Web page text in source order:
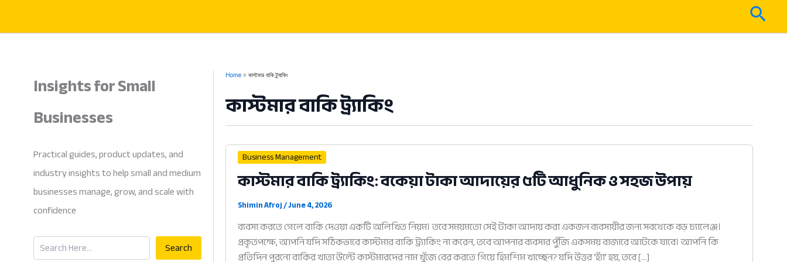
content
Insights for Small
Businesses
Practical guides, product updates, and
industry insights to help small and medium
businesses manage, grow, and scale with
confidence
Search Search
Home কাস্টমার বাকি ট্র্যাকিং
কাস্টমার বাকি ট্র্যাকিং
Business Management
কাস্টমার বাকি ট্র্যাকিং: বকেয়া টাকা আদায়ের ৫টি আধুনিক ও সহজ উপায়
Shimin Afroj/June 4, 2026
ব্যবসা করতে গেলে বাকি দেওয়া একটি অলিখিত নিয়ম। তবে সময়মতো সেই টাকা আদায় করা একজন ব্যবসায়ীর জন্য সবথেকে বড় চ্যালেঞ্জ।
প্রকৃতপক্ষে, আপনি যদি সঠিকভাবে কাস্টমার বাকি ট্র্যাকিং না করেন, তবে আপনার ব্যবসার পুঁজি একসময় বাজারে আটকে যাবে। আপনি কি
প্রতিদিন পুরনো বাকির খাতা উল্টে কাস্টমারদের নাম খুঁজে বের করতে গিয়ে হিমশিম খাচ্ছেন? যদি উত্তর ‘হ্যাঁ’ হয়, তবে […]